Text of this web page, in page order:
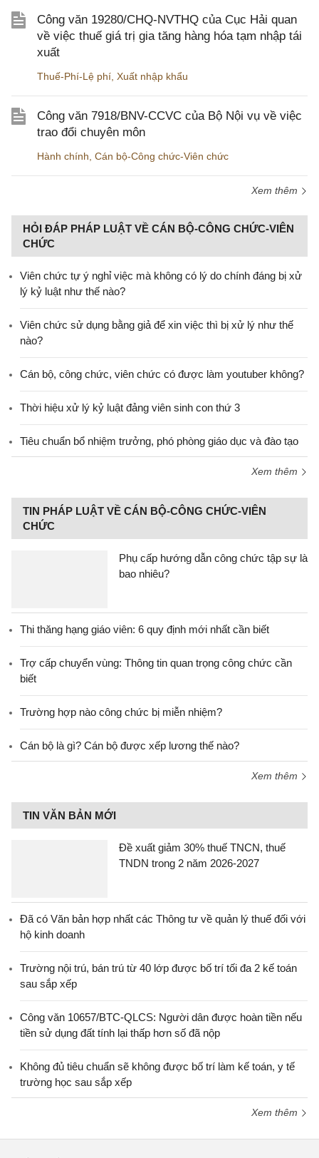
Công văn 19280/CHQ-NVTHQ của Cục Hải quan
về việc thuế giá trị gia tăng hàng hóa tạm nhập tái
xuất
Thuế-Phí-Lệ phí Xuất nhập khẩu
Công văn 7918/BNV-CCVC của Bộ Nội vụ về việc
trao đổi chuyên môn
Hành chính Cán bộ-Công chức-Viên chức
Xem thêm
HỎI ĐÁP PHÁP LUẬT VỀ CÁN BỘ-CÔNG CHỨC-VIÊN
CHỨC
Viên chức tự ý nghỉ việc mà không có lý do chính đáng bị xử
lý kỷ luật như thế nào?
Viên chức sử dụng bằng giả để xin việc thì bị xử lý như thế
nào?
Cán bộ, công chức, viên chức có được làm youtuber không?
Thời hiệu xử lý kỷ luật đảng viên sinh con thứ 3
Tiêu chuẩn bổ nhiệm trưởng, phó phòng giáo dục và đào tạo
Xem thêm
TIN PHÁP LUẬT VỀ CÁN BỘ-CÔNG CHỨC-VIÊN
CHỨC
Phụ cấp hướng dẫn công chức tập sự là
bao nhiêu?
Thi thăng hạng giáo viên: 6 quy định mới nhất cần biết
Trợ cấp chuyển vùng: Thông tin quan trọng công chức cần
biết
Trường hợp nào công chức bị miễn nhiệm?
Cán bộ là gì? Cán bộ được xếp lương thế nào?
Xem thêm
TIN VĂN BẢN MỚI
Đề xuất giảm 30% thuế TNCN, thuế
TNDN trong 2 năm 2026-2027
Đã có Văn bản hợp nhất các Thông tư về quản lý thuế đối với
hộ kinh doanh
Trường nội trú, bán trú từ 40 lớp được bố trí tối đa 2 kế toán
sau sắp xếp
Công văn 10657/BTC-QLCS: Người dân được hoàn tiền nếu
tiền sử dụng đất tính lại thấp hơn số đã nộp
Không đủ tiêu chuẩn sẽ không được bố trí làm kế toán, y tế
trường học sau sắp xếp
Xem thêm